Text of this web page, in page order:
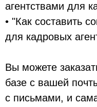
агентствами для
• "Как составить
для кадровых
Вы можете
базе с вашей
с письмами, и